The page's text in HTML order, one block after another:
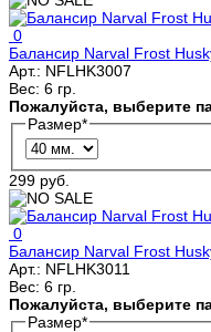
0
Балансир Narval Frost
Арт.: NFLHK3007
Вес: 6 гр.
Пожалуйста, выберите
Размер*
299 руб.
0
Балансир Narval Frost
Арт.: NFLHK3011
Вес: 6 гр.
Пожалуйста, выберите
Размер*